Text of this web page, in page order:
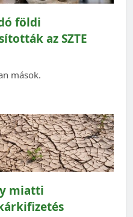
földi
az SZTE
mások.
miatti